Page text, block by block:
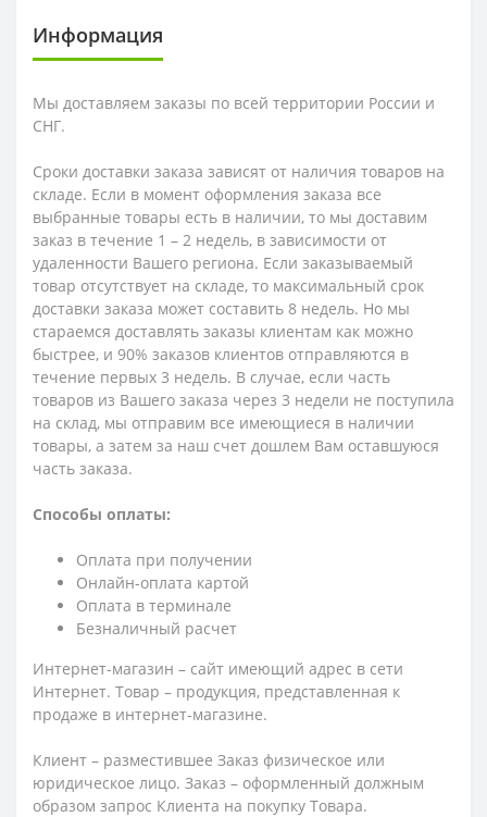
Информация
Мы доставляем заказы по всей территории России и
СНГ.
Сроки доставки заказа зависят от наличия товаров на
складе. Если в момент оформления заказа все
выбранные товары есть в наличии, то мы доставим
заказ в течение 1 – 2 недель, в зависимости от
удаленности Вашего региона. Если заказываемый
товар отсутствует на складе, то максимальный срок
доставки заказа может составить 8 недель. Но мы
стараемся доставлять заказы клиентам как можно
быстрее, и 90% заказов клиентов отправляются в
течение первых 3 недель. В случае, если часть
товаров из Вашего заказа через 3 недели не поступила
на склад, мы отправим все имеющиеся в наличии
товары, а затем за наш счет дошлем Вам оставшуюся
часть заказа.
Способы оплаты:
Оплата при получении
Онлайн-оплата картой
Оплата в терминале
Безналичный расчет
Интернет-магазин – сайт имеющий адрес в сети
Интернет. Товар – продукция, представленная к
продаже в интернет-магазине.
Клиент – разместившее Заказ физическое или
юридическое лицо. Заказ – оформленный должным
образом запрос Клиента на покупку Товара.